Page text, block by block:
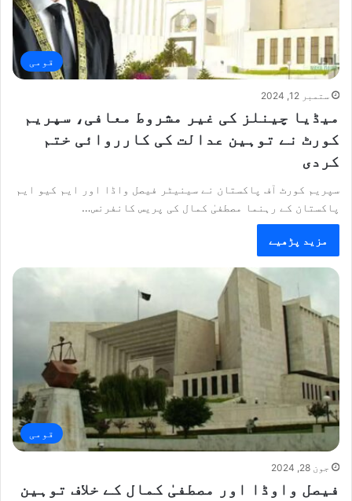
قومی
ستمبر 12, 2024
میڈیا چینلز کی غیر مشروط معافی، سپریم
کورٹ نے توہین عدالت کی کارروائی ختم
کردی
سپریم کورٹ آف پاکستان نے سینیٹر فیصل واڈا اور ایم کیو ایم
پاکستان کے رہنما مصطفیٰ کمال کی پریس کانفرنس…
مزید پڑھیے
قومی
جون 28, 2024
فیصل واوڈا اور مصطفیٰ کمال کے خلاف توہین